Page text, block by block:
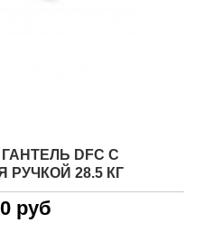
DFC C
28.5 КГ
руб